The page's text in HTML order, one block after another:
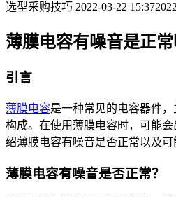
选型采购技巧 2022-03-22 15:37
薄膜电容有噪音是正常
引言
薄膜电容是一种常见的电容器件
构成。在使用薄膜电容时，可能
绍薄膜电容有噪音是否正常以及可
薄膜电容有噪音是否正常？